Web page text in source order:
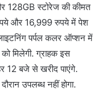
स्टोरेज की कीमत
और 16,999 रुपये में पेश
पर्पल कलर ऑप्शन में
मिलेगी. ग्राहक इस
12 बजे से खरीद पाएंगे.
उपलब्ध नहीं होगा.